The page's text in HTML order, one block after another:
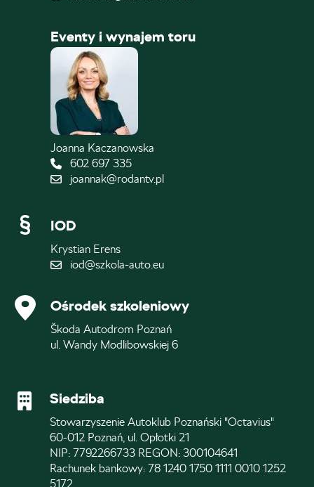
Eventy i wynajem toru
Joanna Kaczanowska
602 697 335
joannak@rodantv.pl
IOD
Krystian Erens
iod@szkola-auto.eu
Ośrodek szkoleniowy
Škoda Autodrom Poznań
ul. Wandy Modlibowskiej 6
Siedziba
Stowarzyszenie Autoklub Poznański "Octavius"
60-012 Poznań, ul. Opłotki 21
NIP: 7792266733 REGON: 300104641
Rachunek bankowy: 78 1240 1750 1111 0010 1252
5172